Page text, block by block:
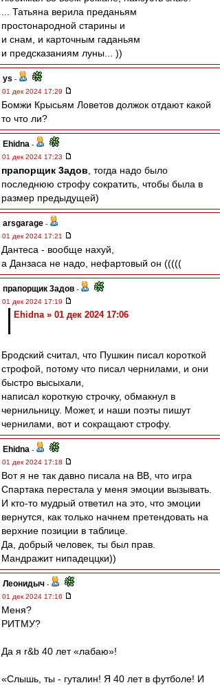
... Татьяна верила преданьям
простонародной старины и
и снам, и карточным гаданьям
и предсказаниям луны... ))
ys -
01 дек 2024 17:29
Бомжи Крысьям Ловетов должок отдают какой
то что ли?
Ehidna -
01 дек 2024 17:23
прапорщик 3адoв , тогда надо было
последнюю строфу сократить, чтобы была в
размер предыдущей)
arsgarage -
01 дек 2024 17:21
Дантеса - вообще нахуй,
а Данзаса не надо, нефартовый он (((((
прапорщик 3адoв -
01 дек 2024 17:19
Ehidna » 01 дек 2024 17:06
Бродский считал, что Пушкин писал короткой
строфой, потому что писал чернилами, и они
быстро высыхали,
написал короткую строчку, обмакнул в
чернильницу. Может, и наши поэты пишут
чернилами, вот и сокращают строфу.
Ehidna -
01 дек 2024 17:18
Вот я не так давно писала на ВВ, что игра
Спартака перестала у меня эмоции вызывать.
И кто-то мудрый ответил на это, что эмоции
вернутся, как только начнем претендовать на
верхние позиции в таблице.
Да, добрый человек, ты был прав.
Мандражит нипадеццки))
Леонидыч -
01 дек 2024 17:16
Меня?
РИТМУ?
Да я r&b 40 лет «лабаю»!
«Слышь, ты - гуталин! Я 40 лет в футболе! И